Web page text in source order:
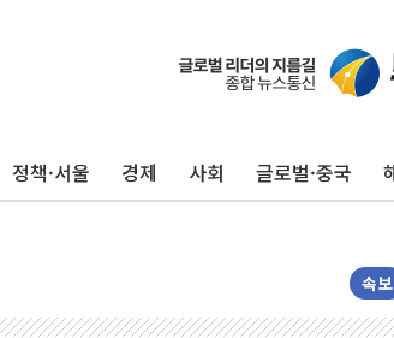
정책·서울 경제 사회 글로벌·중국
속보